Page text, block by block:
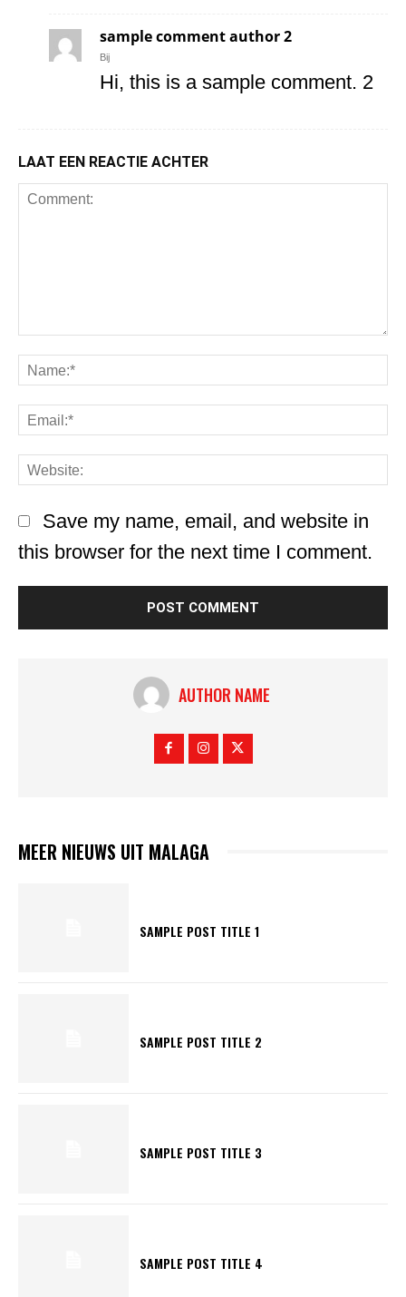
sample comment author 2
Bij
Hi, this is a sample comment. 2
LAAT EEN REACTIE ACHTER
Save my name, email, and website in
this browser for the next time I comment.
AUTHOR NAME
MEER NIEUWS UIT MALAGA
SAMPLE POST TITLE 1
SAMPLE POST TITLE 2
SAMPLE POST TITLE 3
SAMPLE POST TITLE 4